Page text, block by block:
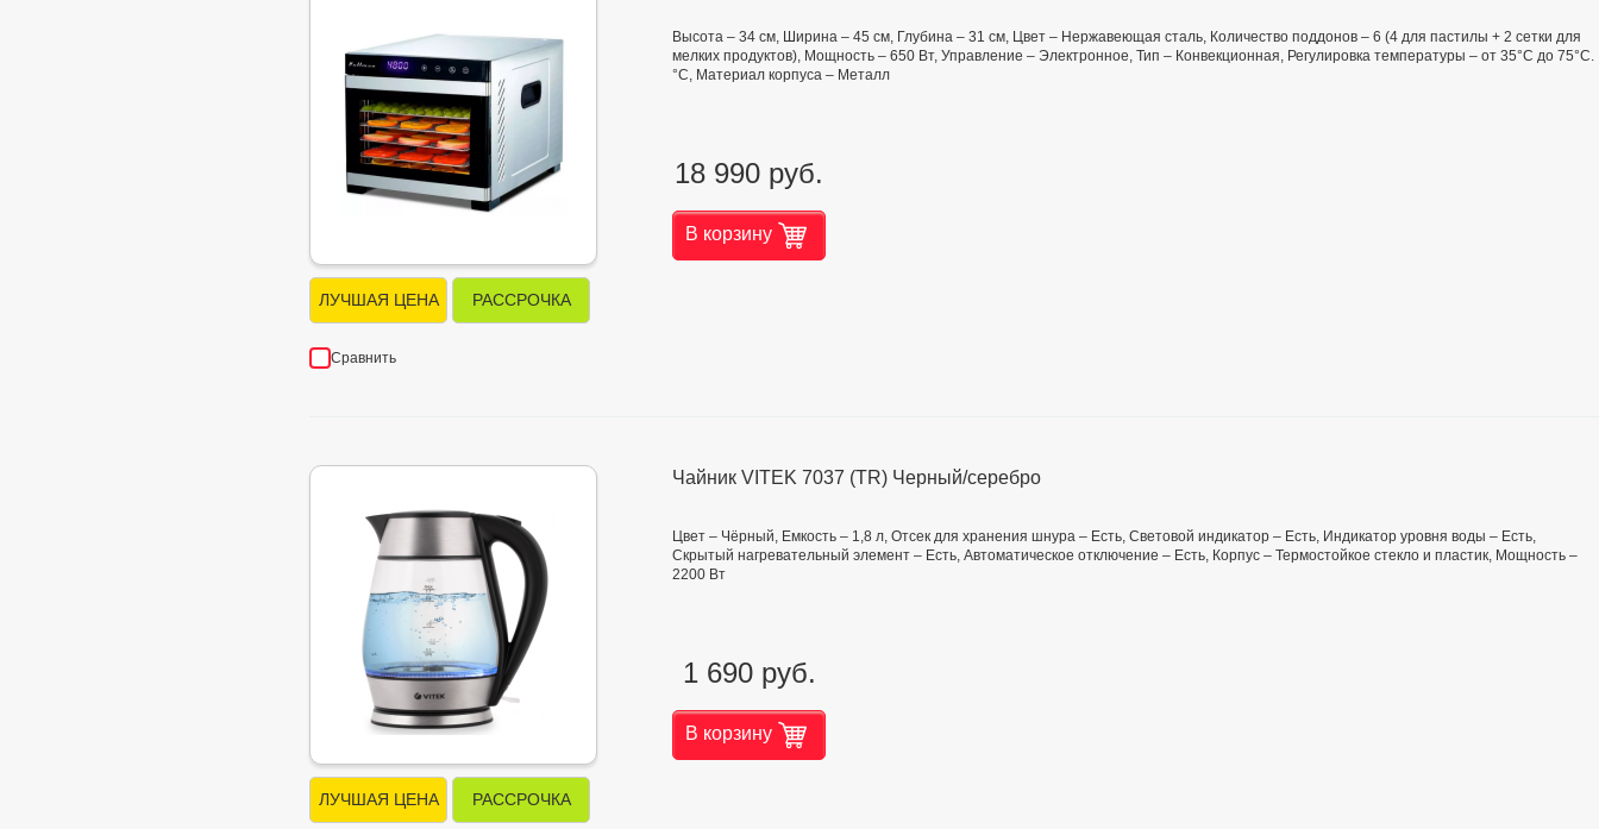
ЛУЧШАЯ ЦЕНА РАССРОЧКА
Сравнить
Высота – 34 см, Ширина – 45 см, Глубина – 31 см, Цвет – Нержавеющая сталь, Количество поддонов – 6 (4 для пастилы + 2 сетки для
мелких продуктов), Мощность – 650 Вт, Управление – Электронное, Тип – Конвекционная, Регулировка температуры – от 35°С до 75°С.
°C, Материал корпуса – Металл
18 990 руб.
В корзину
ЛУЧШАЯ ЦЕНА РАССРОЧКА
Чайник VITEK 7037 (TR) Черный/серебро
Цвет – Чёрный, Емкость – 1,8 л, Отсек для хранения шнура – Есть, Световой индикатор – Есть, Индикатор уровня воды – Есть,
Скрытый нагревательный элемент – Есть, Автоматическое отключение – Есть, Корпус – Термостойкое стекло и пластик, Мощность –
2200 Вт
1 690 руб.
В корзину